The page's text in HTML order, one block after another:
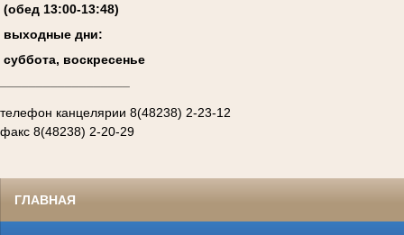
(обед 13:00-13:48)
выходные дни:
суббота, воскресенье
телефон канцелярии 8(48238) 2-23-12
факс 8(48238) 2-20-29
ГЛАВНАЯ